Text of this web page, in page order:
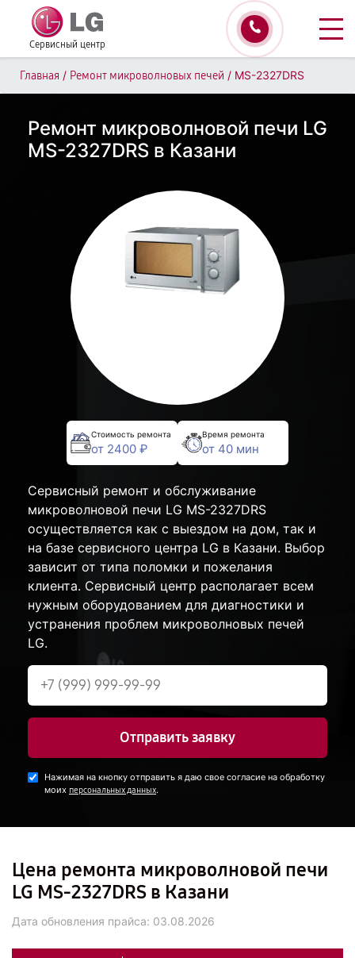
Сервисный центр
Главная / Ремонт микроволновых печей / MS-2327DRS
Ремонт микроволновой печи LG
MS-2327DRS в Казани
Стоимость ремонта
от 2400 ₽
Время ремонта
от 40 мин
Сервисный ремонт и обслуживание
микроволновой печи LG MS-2327DRS
осуществляется как с выездом на дом, так и
на базе сервисного центра LG в Казани. Выбор
зависит от типа поломки и пожелания
клиента. Сервисный центр располагает всем
нужным оборудованием для диагностики и
устранения проблем микроволновых печей
LG.
Отправить заявку
Нажимая на кнопку отправить я даю свое согласие на обработку
моих персональных данных.
Цена ремонта микроволновой печи
LG MS-2327DRS в Казани
Дата обновления прайса: 03.08.2026